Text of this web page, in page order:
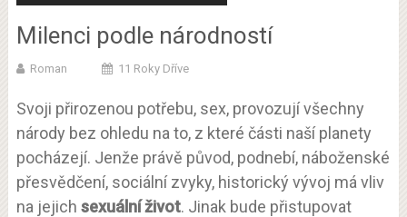
Milenci podle národností
Roman 11 Roky Dříve
Svoji přirozenou potřebu, sex, provozují všechny
národy bez ohledu na to, z které části naší planety
pocházejí. Jenže právě původ, podnebí, náboženské
přesvědčení, sociální zvyky, historický vývoj má vliv
na jejich sexuální život. Jinak bude přistupovat